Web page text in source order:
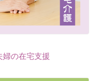
婦の在宅支援